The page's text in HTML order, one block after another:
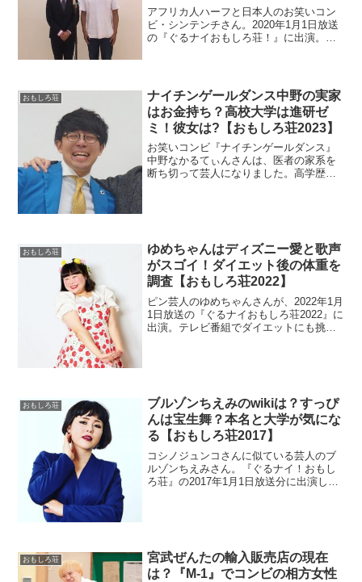
アフリカ人ハーフと日本人のお笑いコン
ビ・シンテンチさん。2020年1月1日放送
の『ぐるナイおもしろ荘！』に出演。富
おもしろ荘
ナイチンゲールダンス中野の実家
はお金持ち？高校大学は進研ゼ
ミ！彼女は?【おもしろ荘2023】
お笑いコンビ『ナイチンゲールダンス』
中野なかるてぃんさんは、医者の家系を
断ち切って芸人になりました。高学歴で
おもしろ荘
ゆめちゃんはディズニー愛と歌声
がスゴイ！ダイエット後の体重を
調査【おもしろ荘2022】
ピン芸人のゆめちゃんさんが、2022年1月
1日放送の『ぐるナイおもしろ荘2022』に
出演。テレビ番組でダイエットにも挑戦
おもしろ荘
ブルゾンちえみのwikiは？すっぴ
んは宝生舞？本名と大学が気にな
る【おもしろ荘2017】
コシノジュンコさんに似ている芸人のブ
ルゾンちえみさん。『ぐるナイ！おもし
ろ荘』の2017年1月1日放送分に出演しま
おもしろ荘
宮武ぜんたの輸入販売店の現在
は？『M-1』でコンビの相方女性